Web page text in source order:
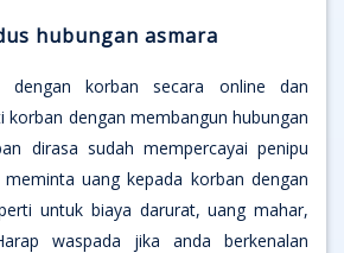
hubungan asmara
dengan korban secara online dan
korban dengan membangun hubungan
dirasa sudah mempercayai penipu
uang kepada korban dengan
untuk biaya darurat, uang mahar,
waspada jika anda berkenalan